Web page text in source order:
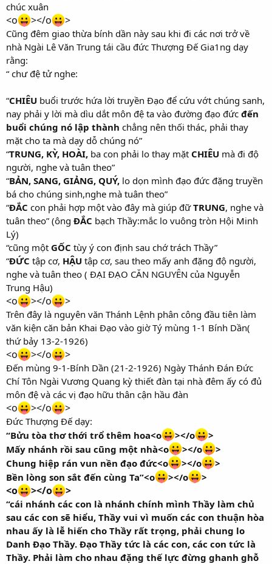
chúc xuân
<o ></o >
Cũng đêm giao thừa bính dần này sau khi đi các nơi trở về
nhà Ngài Lê Văn Trung tái cầu đức Thượng Đế Gia1ng dạy
rằng:
“ chư đệ tử nghe:
“CHIÊU buổi trước hứa lời truyền Đạo để cứu vớt chúng sanh,
nay phải y lời mà dìu dắt môn đệ ta vào đường đạo đức đến
buổi chúng nó lập thành chẳng nên thối thác, phải thay
mặt cho ta mà dạy dỗ chúng nó”
“TRUNG, KỲ, HOÀI, ba con phải lo thay mặt CHIÊU mà đi độ
người, nghe và tuân theo”
“BẢN, SANG, GIẢNG, QUÝ, lo dọn mình đạo đức đặng truyền
bá cho chúng sinh,nghe mà tuân theo”
“ĐẮC con phải hợp một vào đây mà giúp đữTRUNG, nghe và
tuân theo” (ông ĐẮC bạch Thầy:mắc lo vuông tròn Hội Minh
Lý)
“cũng một GỐC tùy ý con định sau chớ trách Thầy”
“ĐỨC tập cơ, HẬU tập cơ, sau theo mấy anh đặng độ người,
nghe và tuân theo ( ĐẠI ĐẠO CĂN NGUYÊN của Nguyễn
Trung Hậu)
<o ></o >
Trên đây là nguyên văn Thánh Lệnh phân công đầu tiên làm
văn kiện căn bản Khai Đạo vào giờ Tý mùng 1-1 Bính Dần(
thứ bảy 13-2-1926)
<o ></o >
Đến mùng 9-1-Bính Dần (21-2-1926) Ngày Thánh Đán Đức
Chí Tôn Ngài Vương Quang kỳ thiết đàn tại nhà đêm ấy có đủ
môn đệ và các vị đạo hữu thân cận hầu đàn
<o ></o >
Đức Thượng Đế dạy:
“Bửu tòa thơ thới trổ thêm hoa<o
></o
>
Mấy nhánh rồi sau cũng một nhà<o
></o
>
Chung hiệp rán vun nền đạo đức<o
></o
>
Bền lòng son sắt đến cùng Ta”<o
></o >
<o ></o >
“cái nhánh các con là nhánh chính mình Thầy làm chủ
sau các con sẽ hiểu, Thầy vui vì muốn các con thuận hòa
nhau ấy là lễ hiến cho Thầy rất trọng, phải chung lo
Danh Đạo Thầy. Đạo Thầy tức là các con, các con tức là
Thầy. Phải làm cho nhau đặng thế lực đừng ghanh ghỗ